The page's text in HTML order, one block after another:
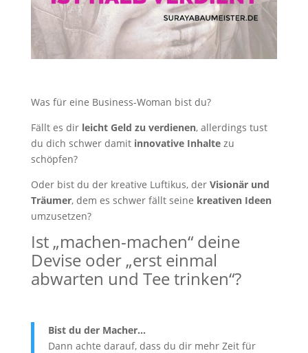
Was für eine Business-Woman bist du?
Fällt es dir leicht Geld zu verdienen, allerdings tust
du dich schwer damit innovative Inhaltezu
schöpfen?
Oder bist du der kreative Luftikus, der Visionär und
Träumer, dem es schwer fällt seine kreativen Ideen
umzusetzen?
Ist „machen-machen“ deine
Devise oder „erst einmal
abwarten und Tee trinken“?
Bist du der Macher…
Dann achte darauf, dass du dir mehr Zeit für